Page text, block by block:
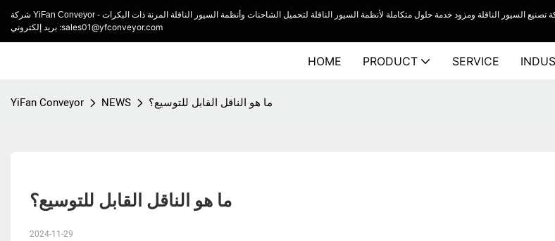
بريد إلكتروني :sales01@yfconveyor.com
HOME PRODUCT SERVICE
YiFan Conveyor NEWS ما هو الناقل القابل للتوسيع؟
ما هو الناقل القابل للتوسيع؟
2024-11-29